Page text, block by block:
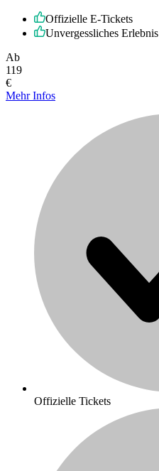
Offizielle E-Tickets
Unvergessliches Erlebnis
Ab
119
€
Mehr Infos
Offizielle Tickets